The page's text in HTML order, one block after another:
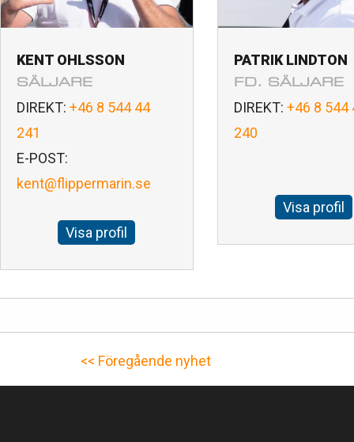
KENT OHLSSON
SÄLJARE
DIREKT: +46 8 544 44
241
E-POST:
kent@flippermarin.se
Visa profil
PATRIK LINDTON
FD. SÄLJARE
DIREKT: +46 8 544
240
Visa profil
<< Föregående nyhet